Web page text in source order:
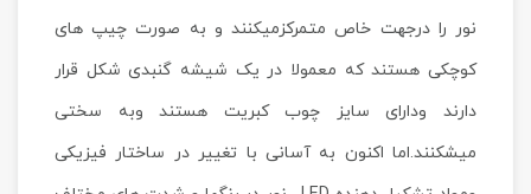
نور را درجهت خاص متمرکزمیکنند و به صورت چیپ های
کوچکی هستند که معمولا در یک شیشه گنبدی شکل قرار
دارند ودارای سایز چوب کبریت هستند وبه سختی
میشکنند.اما اکنون به آسانی با تغییر در ساختار فیزیکی